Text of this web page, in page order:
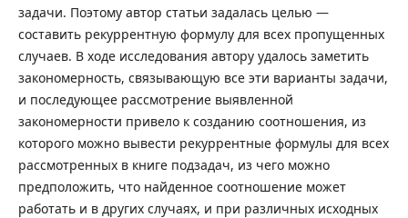
задачи. Поэтому автор статьи задалась целью —
составить рекуррентную формулу для всех пропущенных
случаев. В ходе исследования автору удалось заметить
закономерность, связывающую все эти варианты задачи,
и последующее рассмотрение выявленной
закономерности привело к созданию соотношения, из
которого можно вывести рекуррентные формулы для всех
рассмотренных в книге подзадач, из чего можно
предположить, что найденное соотношение может
работать и в других случаях, и при различных исходных